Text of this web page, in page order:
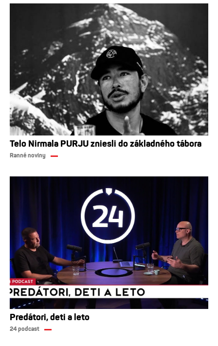
Telo Nirmala PURJU zniesli do základného tábora
Ranné noviny
Predátori, deti a leto
24 podcast